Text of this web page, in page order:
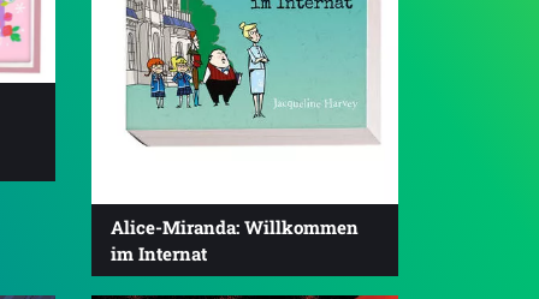
Alice-Miranda: Willkommen
im Internat